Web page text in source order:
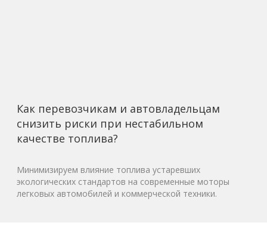
Как перевозчикам и автовладельцам
снизить риски при нестабильном
качестве топлива?
Минимизируем влияние топлива устаревших
экологических стандартов на современные моторы
легковых автомобилей и коммерческой техники.